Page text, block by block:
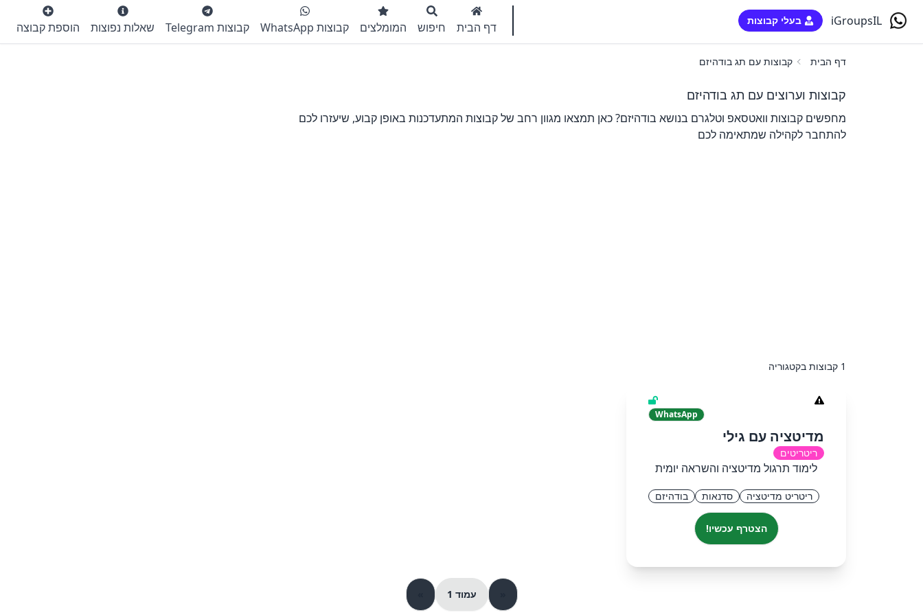
iGroupsIL בעלי קבוצות דף הבית חיפוש המומלצים קבוצות WhatsApp קבוצות Telegram שאלות נפוצות הוספת קבוצה
דף הבית קבוצות עם תג בודהיזם
קבוצות וערוצים עם תג בודהיזם
מחפשים קבוצות וואטסאפ וטלגרם בנושא בודהיזם? כאן תמצאו מגוון רחב של קבוצות המתעדכנות באופן קבוע, שיעזרו לכם
להתחבר לקהילה שמתאימה לכם
1 קבוצות בקטגוריה
WhatsApp
מדיטציה עם גילי
ריטריטים
לימוד תרגול מדיטציה והשראה יומית
ריטריט מדיטציה סדנאות בודהיזם
הצטרף עכשיו!
עמוד 1